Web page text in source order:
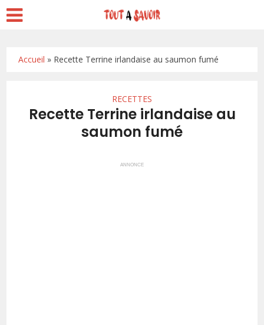
Accueil » Recette Terrine irlandaise au saumon fumé
RECETTES
Recette Terrine irlandaise au
saumon fumé
ANNONCE